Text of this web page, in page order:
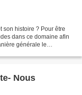
son histoire ? Pour être
dans ce domaine afin
générale le
Nous